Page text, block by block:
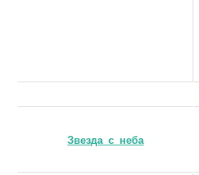
Звезда_с_неба